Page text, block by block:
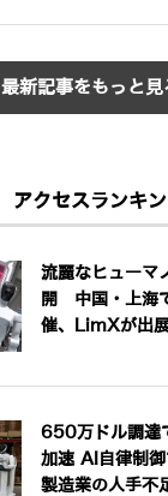
最新記事をもっと見
アクセスランキ
流麗なヒューマ
開 中国・上海
催、LimXが出展
650万ドル調達
加速 AI自律制
製造業の人手不